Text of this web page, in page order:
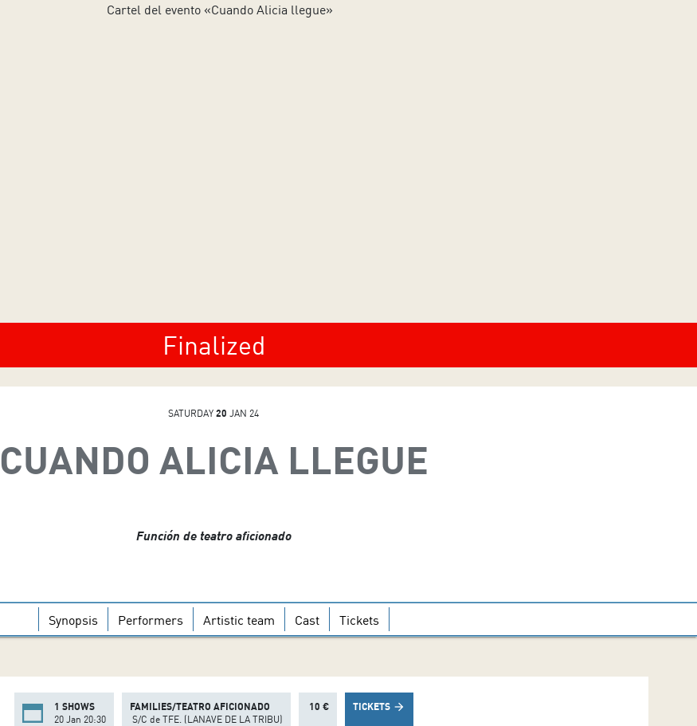
Finalized
SATURDAY 20 JAN 24
CUANDO ALICIA LLEGUE
Función de teatro aficionado
Synopsis Performers Artistic team Cast Tickets
1 SHOWS
20 Jan 20:30
FAMILIES/TEATRO AFICIONADO
S/C de TFE. (LANAVE DE LA TRIBU)
10 € TICKETS arrow_forward